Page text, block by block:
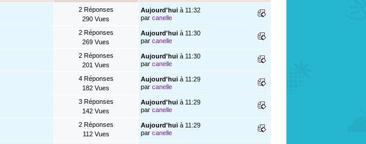
2 Réponses
290 Vues
Aujourd'hui à 11:32
parcanelle
2 Réponses
269 Vues
Aujourd'hui à 11:30
parcanelle
2 Réponses
201 Vues
Aujourd'hui à 11:30
parcanelle
4 Réponses
182 Vues
Aujourd'hui à 11:29
parcanelle
3 Réponses
142 Vues
Aujourd'hui à 11:29
parcanelle
2 Réponses
112 Vues
Aujourd'hui à 11:29
parcanelle